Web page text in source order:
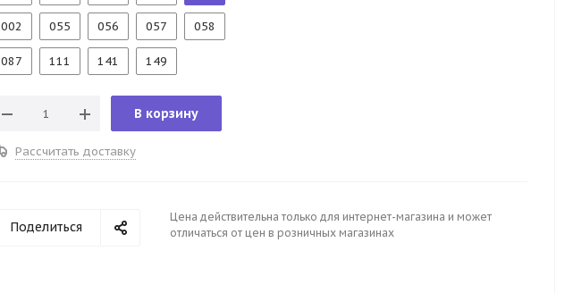
002 055 056 057 058
087 111 141 149
В корзину
Рассчитать доставку
Поделиться
Цена действительна только для интернет-магазина и может
отличаться от цен в розничных магазинах